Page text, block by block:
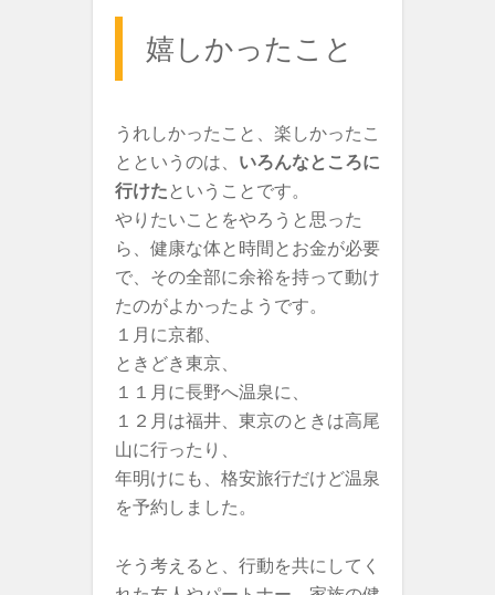
嬉しかったこと
うれしかったこと、楽しかったこ
とというのは、 いろんなところに
行けた ということです。
やりたいことをやろうと思った
ら、健康な体と時間とお金が必要
で、その全部に余裕を持って動け
たのがよかったようです。
１月に京都、
ときどき東京、
１１月に長野へ温泉に、
１２月は福井、東京のときは高尾
山に行ったり、
年明けにも、格安旅行だけど温泉
を予約しました。
そう考えると、行動を共にしてく